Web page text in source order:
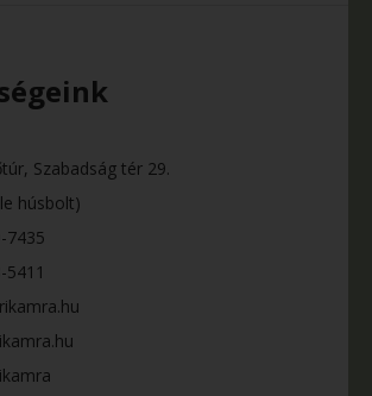
Szabadság tér 29.
húsbolt)
7435
5411